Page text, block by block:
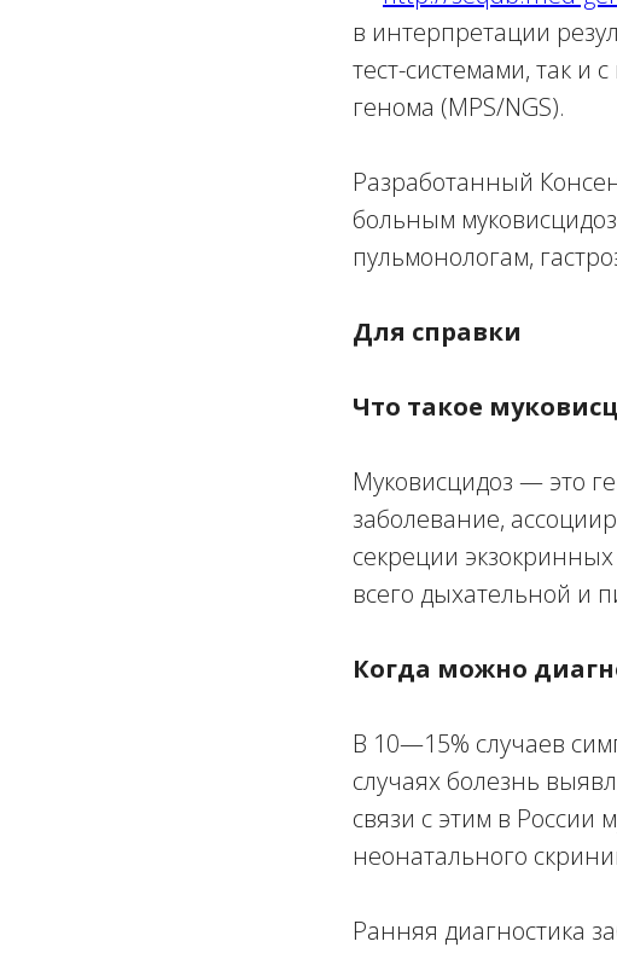
в интерпретации
тест-системами, так и
генома (MPS/NGS).
Разработанный
больным
пульмонологам,
Для справки
Что такое
Муковисцидоз — это
заболевание,
секреции
всего дыхательной и
Когда можно
В 10—15% случаев
случаях болезнь
связи с этим в России
неонатального
Ранняя диагностика